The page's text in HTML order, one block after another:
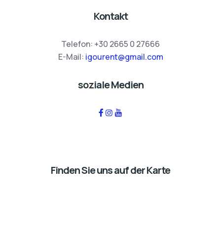
Kontakt
Telefon: +30 2665 0 27666
E-Mail: igourent@gmail.com
soziale Medien
Finden Sie uns auf der Karte